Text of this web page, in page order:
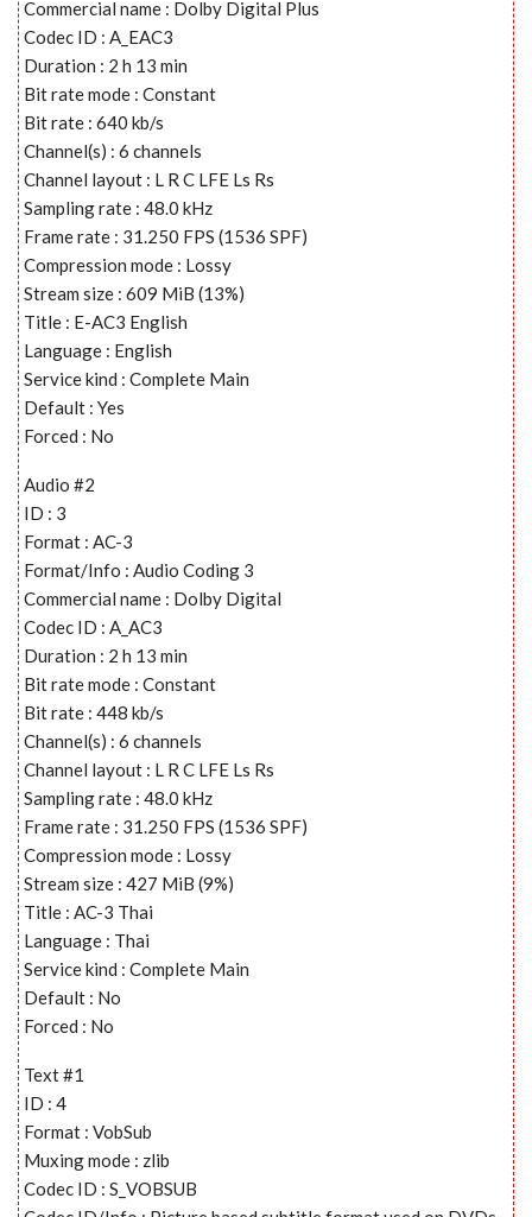
Commercial name : Dolby Digital Plus
Codec ID : A_EAC3
Duration : 2 h 13 min
Bit rate mode : Constant
Bit rate : 640 kb/s
Channel(s) : 6 channels
Channel layout : L R C LFE Ls Rs
Sampling rate : 48.0 kHz
Frame rate : 31.250 FPS (1536 SPF)
Compression mode : Lossy
Stream size : 609 MiB (13%)
Title : E-AC3 English
Language : English
Service kind : Complete Main
Default : Yes
Forced : No
Audio #2
ID : 3
Format : AC-3
Format/Info : Audio Coding 3
Commercial name : Dolby Digital
Codec ID : A_AC3
Duration : 2 h 13 min
Bit rate mode : Constant
Bit rate : 448 kb/s
Channel(s) : 6 channels
Channel layout : L R C LFE Ls Rs
Sampling rate : 48.0 kHz
Frame rate : 31.250 FPS (1536 SPF)
Compression mode : Lossy
Stream size : 427 MiB (9%)
Title : AC-3 Thai
Language : Thai
Service kind : Complete Main
Default : No
Forced : No
Text #1
ID : 4
Format : VobSub
Muxing mode : zlib
Codec ID : S_VOBSUB